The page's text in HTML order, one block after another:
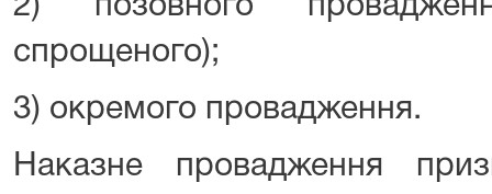
2) позовного
спрощеного);
3) окремого провадження.
Наказне провадження